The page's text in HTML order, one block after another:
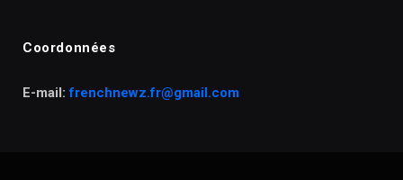
Coordonnées
E-mail:frenchnewz.fr@gmail.com